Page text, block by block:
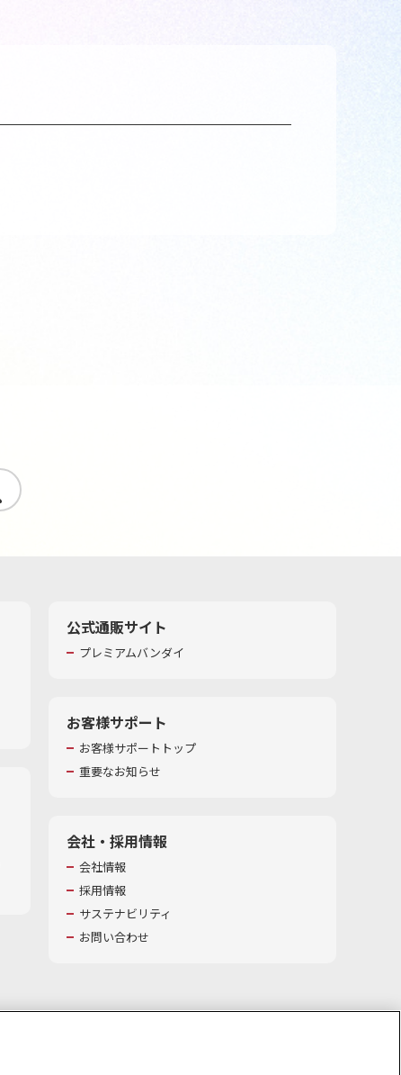
公式通販サイト
プレミアムバンダイ
お客様サポート
お客様サポートトップ
重要なお知らせ
会社・採用情報
会社情報
採用情報
サステナビリティ
お問い合わせ